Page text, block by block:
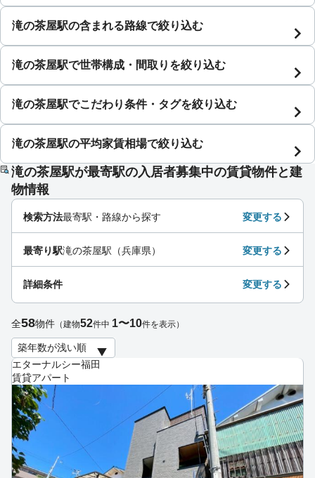
滝の茶屋駅の含まれる路線で絞り込む
滝の茶屋駅で世帯構成・間取りを絞り込む
滝の茶屋駅でこだわり条件・タグを絞り込む
滝の茶屋駅の平均家賃相場で絞り込む
滝の茶屋駅が最寄駅の入居者募集中の賃貸物件と建
物情報
エターナルシー福田
賃貸アパート
検索方法最寄駅・路線から探す 変更する
最寄り駅滝の茶屋駅（兵庫県） 変更する
詳細条件 変更する
全58物件 （建物52件中 1〜10件を表示）